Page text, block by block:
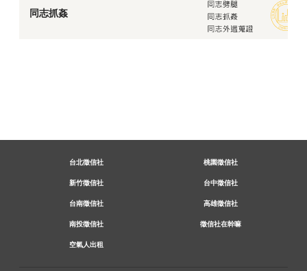
同志抓姦
台北徵信社 桃園徵信社
新竹徵信社 台中徵信社
台南徵信社 高雄徵信社
南投徵信社 徵信社在幹嘛
空氣人出租